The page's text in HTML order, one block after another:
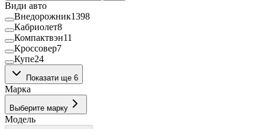
Види авто
Внедорожник1398
Кабриолет8
Компактвэн11
Кроссовер7
Купе24
Лифтбек
Минивэн39
Пикап
Фастбек1
Хэтчбек133
Показати ще 6
Марка
Выберите марку
Модель